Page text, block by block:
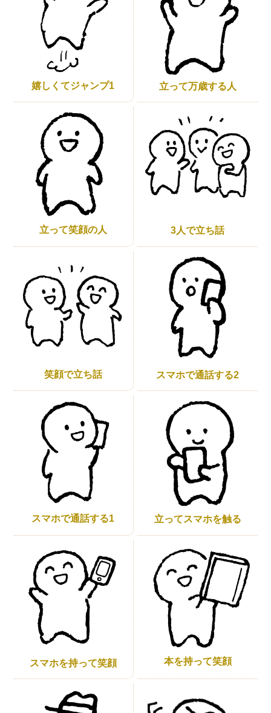
嬉しくてジャンプ1 立って万歳する人
立って笑顔の人 3人で立ち話
笑顔で立ち話 スマホで通話する2
スマホで通話する1 立ってスマホを触る
スマホを持って笑顔 本を持って笑顔